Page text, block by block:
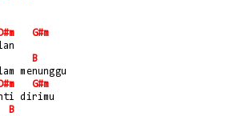
D#m
G#m
B
menunggu
D#m
G#m
dirimu
B